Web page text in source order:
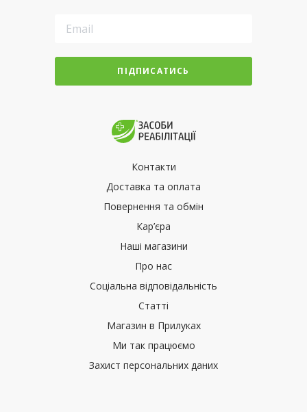
ПІДПИСАТИСЬ
Контакти
Доставка та оплата
Повернення та обмін
Кар’єра
Наші магазини
Про нас
Соціальна відповідальність
Статті
Магазин в Прилуках
Ми так працюємо
Захист персональних даних